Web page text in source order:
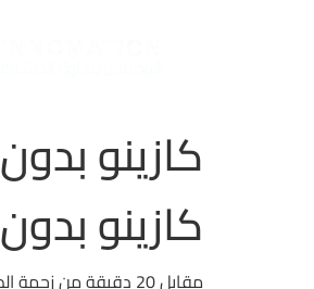
كازينو بدون VPN في القاهرة: الحقيقة القاسية خلف الإعلانات اللامعة
كازينو بدون VPN في القاهرة: الحقيقة القاسية خلف الإعلانات اللامعة